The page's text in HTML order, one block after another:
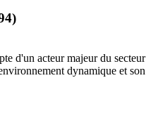
d'un acteur majeur du secteur
dynamique et son